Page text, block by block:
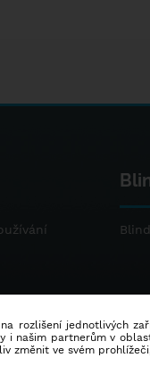
rozlišení jednotlivých
našim partnerům v
změnit ve svém